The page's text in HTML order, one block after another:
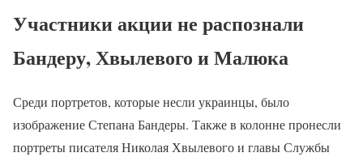
Участники акции не распознали
Бандеру, Хвылевого и Малюка
Среди портретов, которые несли украинцы, было
изображение Степана Бандеры. Также в колонне пронесли
портреты писателя Николая Хвылевого и главы Службы